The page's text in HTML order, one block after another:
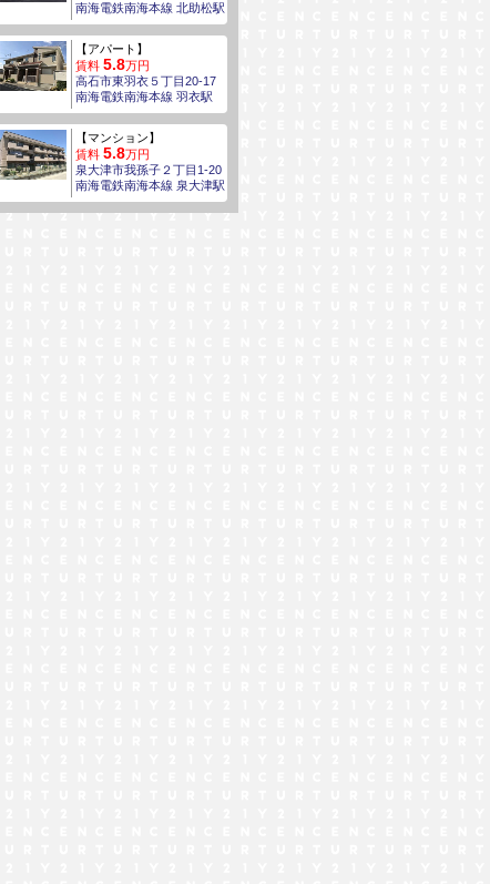
南海電鉄南海本線 北助松駅
【アパート】
賃料 5.8万円
高石市東羽衣５丁目20-17
南海電鉄南海本線 羽衣駅
【マンション】
賃料 5.8万円
泉大津市我孫子２丁目1-20
南海電鉄南海本線 泉大津駅